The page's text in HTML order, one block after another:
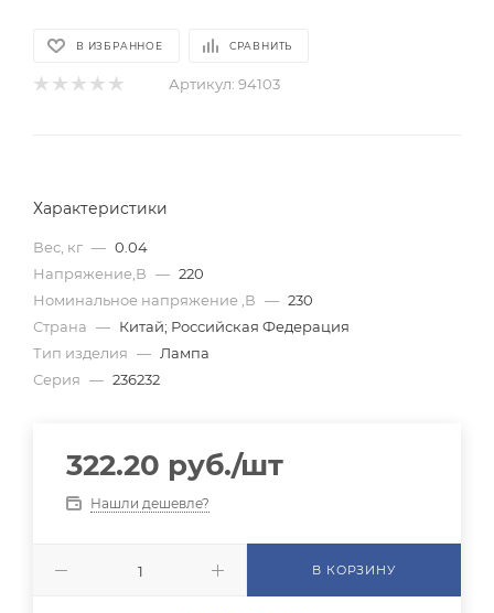
В ИЗБРАННОЕ СРАВНИТЬ
Артикул: 94103
Характеристики
Вес, кг — 0.04
Напряжение,В — 220
Номинальное напряжение ,В — 230
Страна — Китай; Российская Федерация
Тип изделия — Лампа
Серия — 236232
322.20 руб./шт
Нашли дешевле?
В КОРЗИНУ